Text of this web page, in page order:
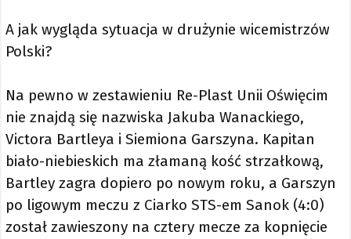
A jak wygląda sytuacja w drużynie wicemistrzów
Polski?
Na pewno w zestawieniu Re-Plast Unii Oświęcim
nie znajdą się nazwiska Jakuba Wanackiego,
Victora Bartleya i Siemiona Garszyna. Kapitan
biało-niebieskich ma złamaną kość strzałkową,
Bartley zagra dopiero po nowym roku, a Garszyn
po ligowym meczu z Ciarko STS-em Sanok (4:0)
został zawieszony na cztery mecze za kopnięcie